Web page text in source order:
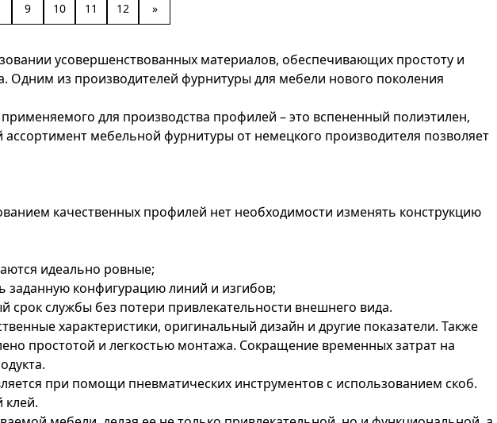
9 10 11 12 »
усовершенствованных материалов, обеспечивающих простоту и
Одним из производителей фурнитуры для мебели нового поколения
для производства профилей – это вспененный полиэтилен,
мебельной фурнитуры от немецкого производителя позволяет
качественных профилей нет необходимости изменять конструкцию
идеально ровные;
конфигурацию линий и изгибов;
службы без потери привлекательности внешнего вида.
характеристики, оригинальный дизайн и другие показатели. Также
простотой и легкостью монтажа. Сокращение временных затрат на
при помощи пневматических инструментов с использованием скоб.
клей.